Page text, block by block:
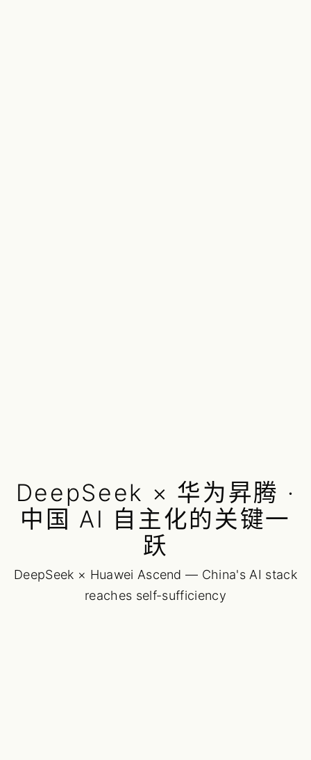
DeepSeek × 华为昇腾 ·
中国 AI 自主化的关键一
跃
DeepSeek × Huawei Ascend — China's AI stack
reaches self-sufficiency